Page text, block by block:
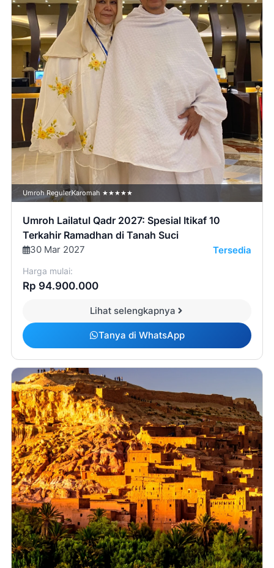
Umroh RegulerKaromah ★★★★★
Umroh Lailatul Qadr 2027: Spesial Itikaf 10
Terkahir Ramadhan di Tanah Suci
30 Mar 2027 Tersedia
Harga mulai:
Rp 94.900.000
Lihat selengkapnya
Tanya di WhatsApp